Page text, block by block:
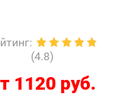
:
(4.8)
1120 руб.